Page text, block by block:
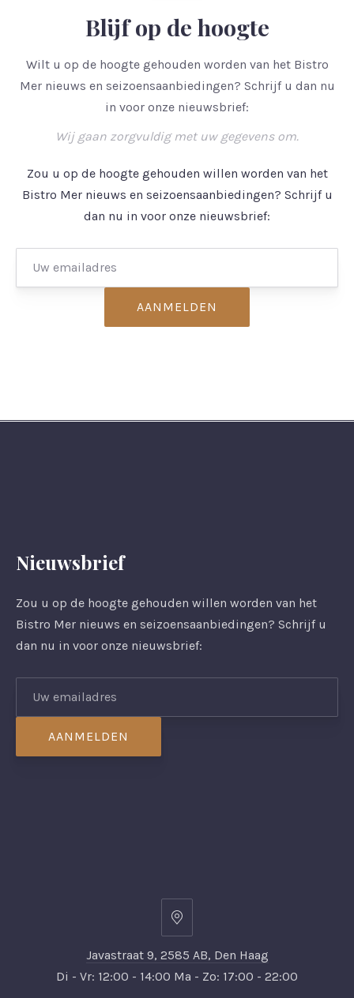
Blijf op de hoogte
Wilt u op de hoogte gehouden worden van het Bistro
Mer nieuws en seizoensaanbiedingen? Schrijf u dan nu
in voor onze nieuwsbrief:
Wij gaan zorgvuldig met uw gegevens om.
Zou u op de hoogte gehouden willen worden van het
Bistro Mer nieuws en seizoensaanbiedingen? Schrijf u
dan nu in voor onze nieuwsbrief:
Nieuwsbrief
Zou u op de hoogte gehouden willen worden van het
Bistro Mer nieuws en seizoensaanbiedingen? Schrijf u
dan nu in voor onze nieuwsbrief:
Javastraat
9,
2585
Javastraat 9, 2585 AB, Den Haag
Di - Vr: 12:00 - 14:00 Ma - Zo: 17:00 - 22:00